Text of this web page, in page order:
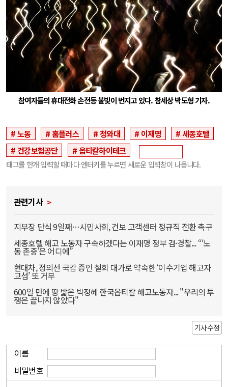
참여자들의 휴대전화 손전등 불빛이 번지고 있다. 참세상 박도형 기자.
노동 홈플러스 청와대 이재명
세종호텔
건강보험공단
옵티칼하이테크
태그를 한개 입력할 때마다 엔터키를 누르면 새로운 입력창이 나옵니다.
관련기사
지부장 단식 9일째…시민사회, 건보 고객센터 정규직 전환 촉구
세종호텔 해고 노동자 구속하겠다는 이재명 정부 검·경찰... “‘노
동 존중’은 어디에”
현대차, 정의선 국감 증인 철회 대가로 약속한 ‘이수기업 해고자
교섭’ 또 거부
600일 만에 땅 밟은 박정혜 한국옵티칼 해고노동자... "우리의 투
쟁은 끝나지 않았다"
기사수정
이름
비밀번호